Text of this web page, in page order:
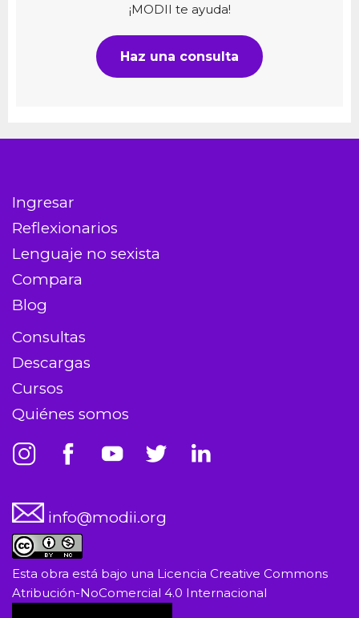
¡MODII te ayuda!
Haz una consulta
Ingresar
Reflexionarios
Lenguaje no sexista
Compara
Blog
Consultas
Descargas
Cursos
Quiénes somos
info@modii.org
Esta obra está bajo una Licencia Creative Commons
Atribución-NoComercial 4.0 Internacional